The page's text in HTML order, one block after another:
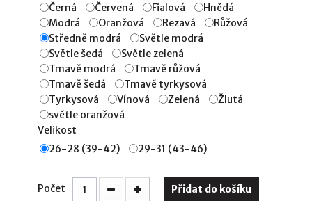
Černá
Červená Fialová
Hnědá
Modrá
Oranžová Rezavá
Růžová
Středně modrá
Světle modrá
Světle šedá
Světle zelená
Tmavě modrá
Tmavě růžová
Tmavě šedá
Tmavě tyrkysová
Tyrkysová
Vínová Zelená
Žlutá
světle oranžová
Velikost
26-28 (39-42)
29-31 (43-46)
Počet Přidat do košíku